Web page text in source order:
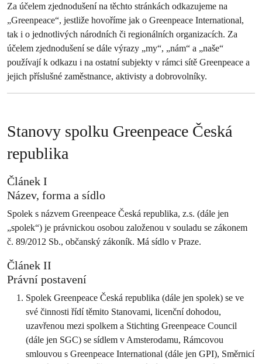
Za účelem zjednodušení na těchto stránkách odkazujeme na
„Greenpeace“, jestliže hovoříme jak o Greenpeace International,
tak i o jednotlivých národních či regionálních organizacích. Za
účelem zjednodušení se dále výrazy „my“, „nám“ a „naše“
používají k odkazu i na ostatní subjekty v rámci sítě Greenpeace a
jejich příslušné zaměstnance, aktivisty a dobrovolníky.
Stanovy spolku Greenpeace Česká
republika
Článek I
Název, forma a sídlo
Spolek s názvem Greenpeace Česká republika, z.s. (dále jen
„spolek“) je právnickou osobou založenou v souladu se zákonem
č. 89/2012 Sb., občanský zákoník. Má sídlo v Praze.
Článek II
Právní postavení
Spolek Greenpeace Česká republika (dále jen spolek) se ve
své činnosti řídí těmito Stanovami, licenční dohodou,
uzavřenou mezi spolkem a Stichting Greenpeace Council
(dále jen SGC) se sídlem v Amsterodamu, Rámcovou
smlouvou s Greenpeace International (dále jen GPI), Směrnicí